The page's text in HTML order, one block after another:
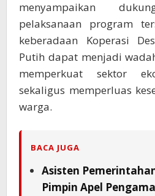
menyampaikan
pelaksanaan program
keberadaan Koperasi
Putih dapat menjadi
memperkuat sektor
sekaligus memperluas
warga.
BACA JUGA
Asisten
Pimpin Apel